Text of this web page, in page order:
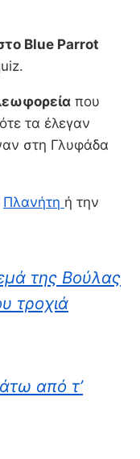
Blue Parrot
που
τα έλεγαν
στη Γλυφάδα
Πλανήτη ή την
της Βούλας
τροχιά
από τ’